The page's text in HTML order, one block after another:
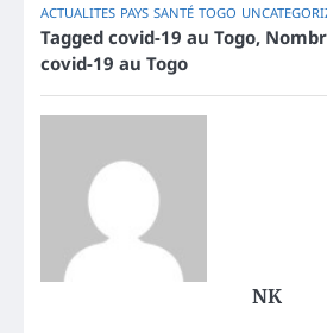
ACTUALITES PAYS SANTÉ TOGO
Tagged covid-19 au Togo,
covid-19 au Togo
NK